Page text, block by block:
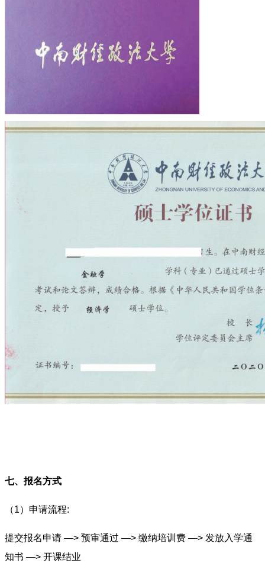
七、报名方式
（1）申请流程:
提交报名申请 —> 预审通过 —> 缴纳培训费 —> 发放入学通
知书 —> 开课结业